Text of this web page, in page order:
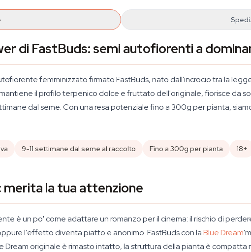
di FastBuds: semi autofiorenti a
femminizzato firmato FastBuds, nato dall'incrocio tra la
il profilo terpenico dolce e fruttato dell'originale, fiorisce da
dal seme. Con una resa potenziale fino a 300g per pianta,
9-11 settimane dal seme al raccolto Fino a 300g per pianta 18+
merita la tua attenzione
è un po' come adattare un romanzo per il cinema: il rischio di
l'effetto diventa piatto e anonimo. FastBuds con laBlue Dream
originale è rimasto intatto, la struttura della pianta è compatta